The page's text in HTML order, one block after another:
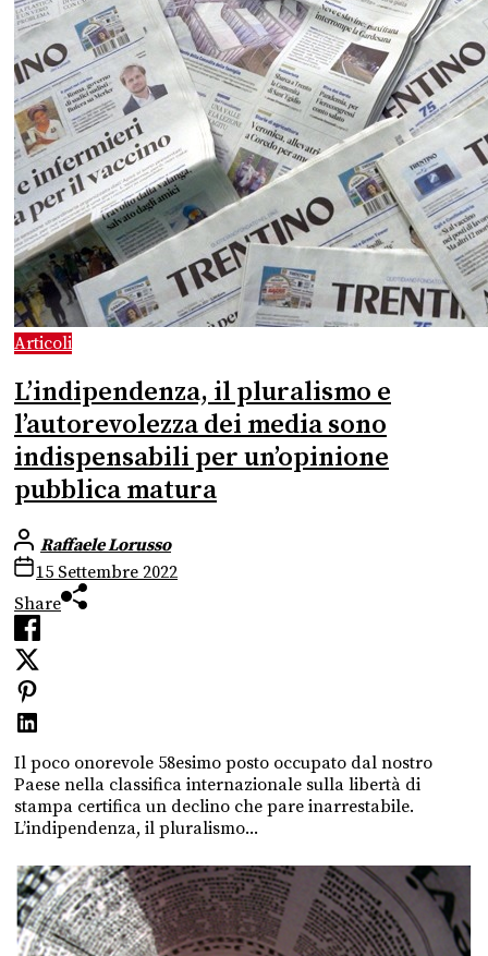
Articoli
L’indipendenza, il pluralismo e
l’autorevolezza dei media sono
indispensabili per un’opinione
pubblica matura
Raffaele Lorusso
15 Settembre 2022
Share
Il poco onorevole 58esimo posto occupato dal nostro
Paese nella classifica internazionale sulla libertà di
stampa certifica un declino che pare inarrestabile.
L’indipendenza, il pluralismo...